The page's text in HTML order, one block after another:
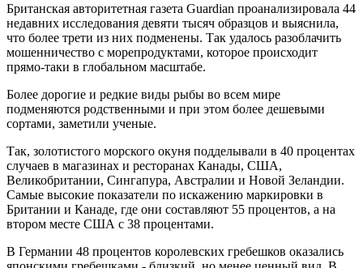
Британская авторитетная газета Guardian проанализировала 44
недавних исследования девяти тысяч образцов и выяснила,
что более трети из них подменены. Так удалось разоблачить
мошенничество с морепродуктами, которое происходит
прямо-таки в глобальном масштабе.
Более дорогие и редкие виды рыбы во всем мире
подменяются родственными и при этом более дешевыми
сортами, заметили ученые.
Так, золотистого морского окуня подделывали в 40 процентах
случаев в магазинах и ресторанах Канады, США,
Великобритании, Сингапура, Австралии и Новой Зеландии.
Самые высокие показатели по искажению маркировки в
Британии и Канаде, где они составляют 55 процентов, а на
втором месте США с 38 процентами.
В Германии 48 процентов королевских гребешков оказались